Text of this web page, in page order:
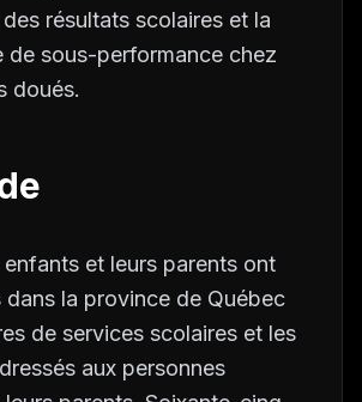
résultats scolaires et la
de sous-performance chez
doués.
et leurs parents ont
dans la province de Québec
de services scolaires et les
aux personnes